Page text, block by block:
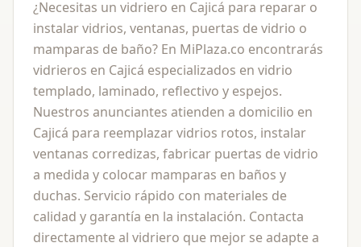
¿Necesitas un vidriero en Cajicá para reparar o
instalar vidrios, ventanas, puertas de vidrio o
mamparas de baño? En MiPlaza.co encontrarás
vidrieros en Cajicá especializados en vidrio
templado, laminado, reflectivo y espejos.
Nuestros anunciantes atienden a domicilio en
Cajicá para reemplazar vidrios rotos, instalar
ventanas corredizas, fabricar puertas de vidrio
a medida y colocar mamparas en baños y
duchas. Servicio rápido con materiales de
calidad y garantía en la instalación. Contacta
directamente al vidriero que mejor se adapte a